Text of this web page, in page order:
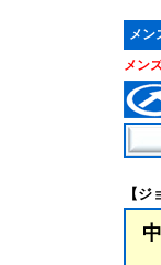
メン
メン
【